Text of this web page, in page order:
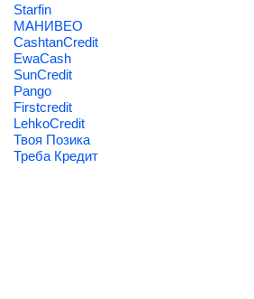
Starfin
МАНИВЕО
CashtanCredit
EwaCash
SunCredit
Pango
Firstcredit
LehkoCredit
Твоя Позика
Треба Кредит